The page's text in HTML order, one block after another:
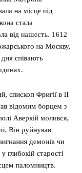
на місце під
стала
від нашесть. 1612
на Москву,
співають
єпископ Фригії в II
відомим борцем з
Аверкій молився,
Він руйнував
демонів чи
глибокій старості
паломництв.